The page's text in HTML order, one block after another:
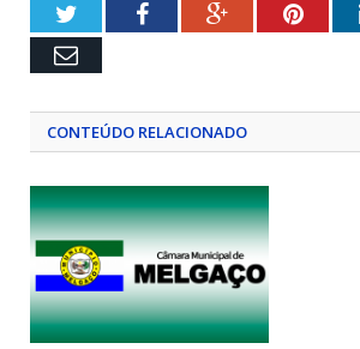
TwitterFacebookGoogle+
Email
CONTEÚDO RELACIONADO